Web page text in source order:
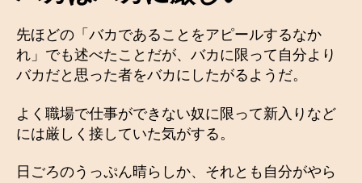
先ほどの「バカであることをアピールするなか
れ」でも述べたことだが、バカに限って自分より
バカだと思った者をバカにしたがるようだ。
よく職場で仕事ができない奴に限って新入りなど
には厳しく接していた気がする。
日ごろのうっぷん晴らしか、それとも自分がやら